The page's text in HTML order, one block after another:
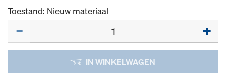
Toestand: Nieuw materiaal
IN WINKELWAGEN